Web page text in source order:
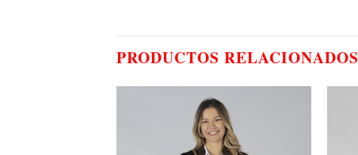
PRODUCTOS RELACIONADOS